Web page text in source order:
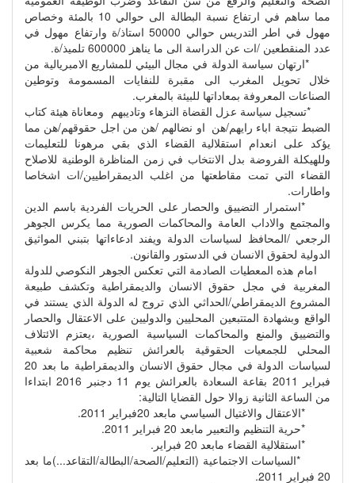
مما ساهم في ارتفاع نسبة البطالة الى حوالي 10 بالمئة وخصاص
مهول في اطر التدريس حوالي 50000 استاذ/ة وارتفاع مهول في
عدد المنقطعين /ات عن الدراسة الى ما يناهز 600000 تلميذ/ة.
*ارتهان سياسة الدولة في مجال البيئي للمشاريع الامبريالية من
خلال تحويل المغرب الى مقبرة للنفايات المسمومة وتوطين
الصناعات المعروفة بمعاداتها للبيئة بالمغرب.
*تسجيل سياسة عزل القضاة النزهاء وتاديبهم ومعاناة هيئة كتاب
الضبط نتيجة اباء رايهم/هن او نضالهم /هن من اجل حقوقهم/هن مما
يؤكد على انعدام استقلالية القضاء الذي بقي مرهونا للتعليمات
وللهيكلة الفروضة بدل الانتخاب في زمن المناظرة الوطنية للاصلاح
القضاء التي تمت مقاطعتها من اغلب الديمقراطيين/ات اشخاصا
واطارات.
*استمرار التضييق والحصار على الحريات الفردية باسم الدين
والمجتمع والاداب العامة والمحاكمات الصورية مما يكرس الجوهر
الرجعي /المحافظ لسياسات الدولة ويفند ادعاءاتها بتبني المواثيق
الدولية لحقوق الانسان في الدستور والقانون.
امام هذه المعطيات الصادمة التي تعكس الجوهر النكوصي للدولة
المغربية في مجل حقوق الانسان والديمقراطية وتكشف طبيعة
المشروع الديمقراطي/الحداثي الذي تروج له الدولة الذي يستند في
الواقع وبشهادة المتتبعين المحليين والدوليين على الاعتقال والحصار
والتضييق والمنع والمحاكمات السياسية الصورية ،يعتزم الائتلاف
المحلي للجمعيات الحقوقية بالعرائش تنظيم محاكمة شعبية
لسياسات الدولة في مجال حقوق الانسان والديمقراطية ما بعد 20
فبراير 2011 بقاعة السعادة بالعرائش يوم 11 دجنبر 2016 ابتداءا
من الساعة الثانية زوالا حول القضايا التالية:
*الاعتقال والاغتيال السياسي مابعد 20فبراير 2011.
*حرية التنظيم والتعبير مابعد 20 فبراير 2011.
*استقلالية القضاء مابعد 20 فبراير.
*السياسات الاجتماعية (التعليم/الصحة/البطالة/التقاعد...)ما بعد